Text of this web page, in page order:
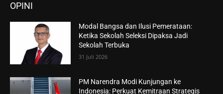
OPINI
Modal Bangsa dan Ilusi Pemerataan:
Ketika Sekolah Seleksi Dipaksa Jadi
Sekolah Terbuka
31 Juli 2026
PM Narendra Modi Kunjungan ke
Indonesia: Perkuat Kemitraan Strategis